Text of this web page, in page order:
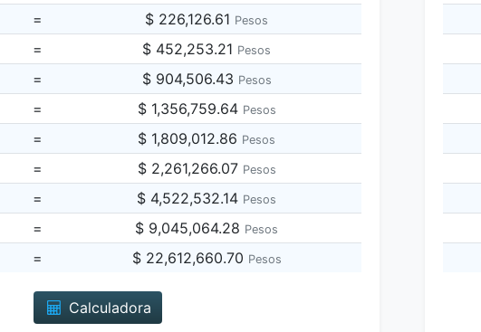
= $ 226,126.61 Pesos
= $ 452,253.21 Pesos
= $ 904,506.43 Pesos
= $ 1,356,759.64 Pesos
= $ 1,809,012.86 Pesos
= $ 2,261,266.07 Pesos
= $ 4,522,532.14 Pesos
= $ 9,045,064.28 Pesos
= $ 22,612,660.70 Pesos
Calculadora